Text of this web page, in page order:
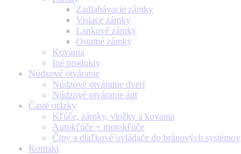
Zadlabávacie zámky
Visiace zámky
Lankové zámky
Ostatné zámky
Kovania
Iné produkty
Núdzové otváranie
Núdzové otváranie dverí
Núdzové otváranie áut
Časté otázky
Kľúče, zámky, vložky a kovania
Autokľúče + motokľúče
Čipy a diaľkové ovládače do bránových systémov
Kontakt